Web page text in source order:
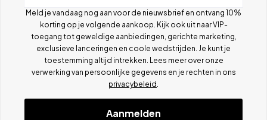
Meld je vandaag nog aan voor de nieuwsbrief en ontvang 10%
korting op je volgende aankoop. Kijk ook uit naar VIP-
toegang tot geweldige aanbiedingen, gerichte marketing,
exclusieve lanceringen en coole wedstrijden. Je kunt je
toestemming altijd intrekken. Lees meer over onze
verwerking van persoonlijke gegevens en je rechten in ons
privacybeleid
Aanmelden